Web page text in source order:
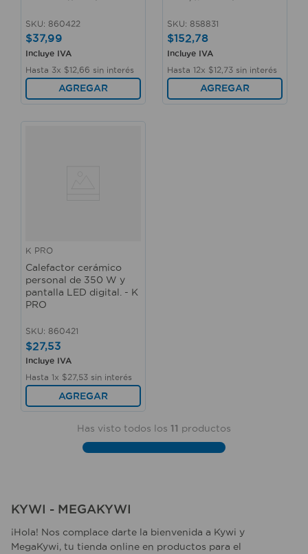
SKU: 860422
$37,99
Incluye IVA
Hasta 3x $12 66 sin interés
AGREGAR
SKU: 858831
$152,78
Incluye IVA
Hasta 12x $12 73 sin interés
AGREGAR
K PRO
Calefactor cerámico
personal de 350 W y
pantalla LED digital. - K
PRO
SKU: 860421
$27,53
Incluye IVA
Hasta 1x $27, 53 sin interés
AGREGAR
Has visto todos los 11 productos
KYWI - MEGAKYWI
¡Hola! Nos complace darte la bienvenida a Kywi y
MegaKywi, tu tienda online en productos para el